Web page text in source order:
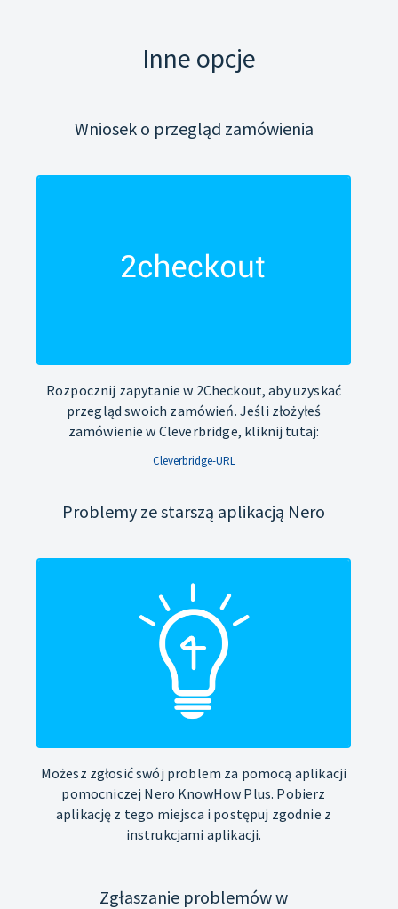
Inne opcje
Wniosek o przegląd zamówienia
Rozpocznij zapytanie w 2Checkout, aby uzyskać
przegląd swoich zamówień. Jeśli złożyłeś
zamówienie w Cleverbridge, kliknij tutaj:
Cleverbridge-URL
Problemy ze starszą aplikacją Nero
Możesz zgłosić swój problem za pomocą aplikacji
pomocniczej Nero KnowHow Plus. Pobierz
aplikację z tego miejsca i postępuj zgodnie z
instrukcjami aplikacji.
Zgłaszanie problemów w